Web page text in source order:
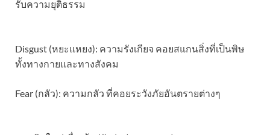
รับความยุติธรรม
Disgust (หยะแหยง): ความรังเกียจ คอยสแกนสิ่งที่เป็นพิษ
ทั้งทางกายและทางสังคม
​Fear (กลัว): ความกลัว ที่คอยระวังภัยอันตรายต่างๆ